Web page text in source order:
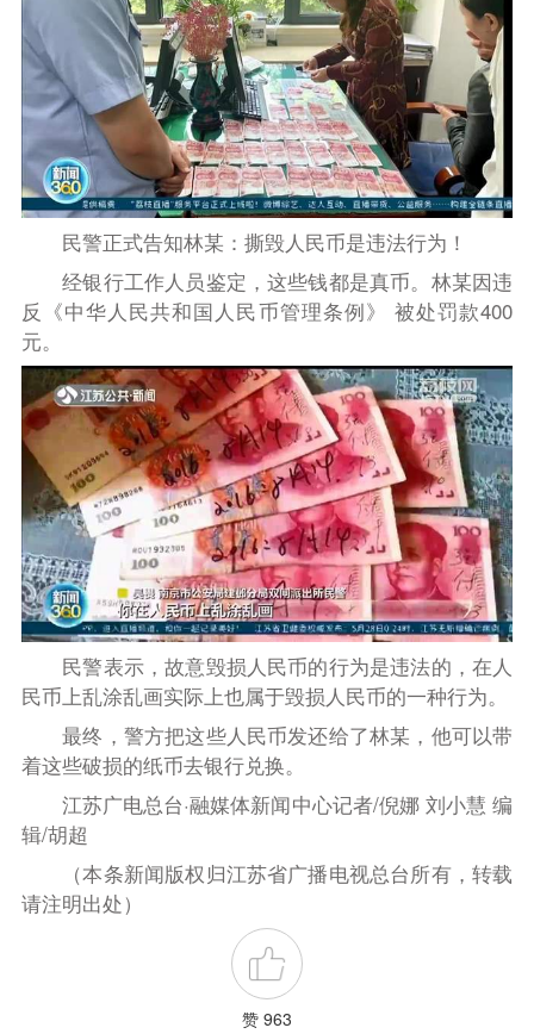
民警正式告知林某：撕毁人民币是违法行为！
经银行工作人员鉴定，这些钱都是真币。林某因违
反《中华人民共和国人民币管理条例》 被处罚款400
元。
民警表示，故意毁损人民币的行为是违法的，在人
民币上乱涂乱画实际上也属于毁损人民币的一种行为。
最终，警方把这些人民币发还给了林某，他可以带
着这些破损的纸币去银行兑换。
江苏广电总台·融媒体新闻中心记者/倪娜 刘小慧 编
辑/胡超
（本条新闻版权归江苏省广播电视总台所有，转载
请注明出处）
赞 963